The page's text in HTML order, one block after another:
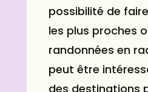
possibilité de
les plus proches
randonnées en
peut être
des destinations